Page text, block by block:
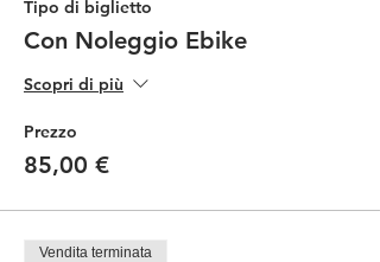
Tipo di biglietto
Con Noleggio Ebike
Scopri di più
Prezzo
85,00 €
Vendita terminata